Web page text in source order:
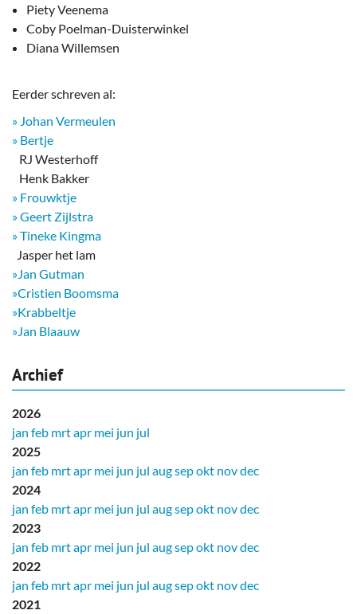
Piety Veenema
Coby Poelman-Duisterwinkel
Diana Willemsen
Eerder schreven al:
» Johan Vermeulen
» Bertje
RJ Westerhoff
Henk Bakker
» Frouwktje
» Geert Zijlstra
» Tineke Kingma
​ Jasper het lam
»Jan Gutman
»Cristien Boomsma
»Krabbeltje
»Jan Blaauw
Archief
2026
jan feb mrtapr mei jun jul
2025
jan feb mrtapr mei jun jul augsepokt novdec
2024
jan feb mrtapr mei jun jul augsepokt novdec
2023
jan feb mrtapr mei jun jul augsepokt novdec
2022
jan feb mrtapr mei jun jul augsepokt novdec
2021